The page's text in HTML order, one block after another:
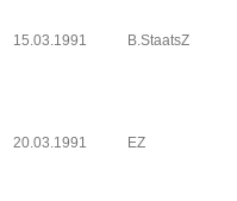
15.03.1991 B.StaatsZ
20.03.1991 EZ